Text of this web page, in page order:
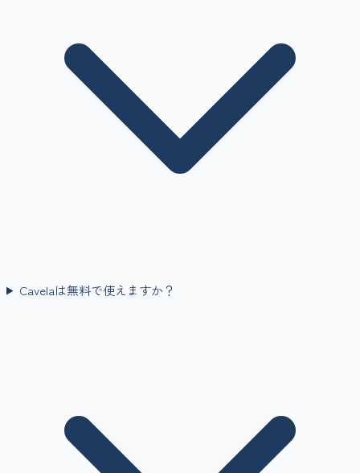
Cavelaは無料で使えますか？